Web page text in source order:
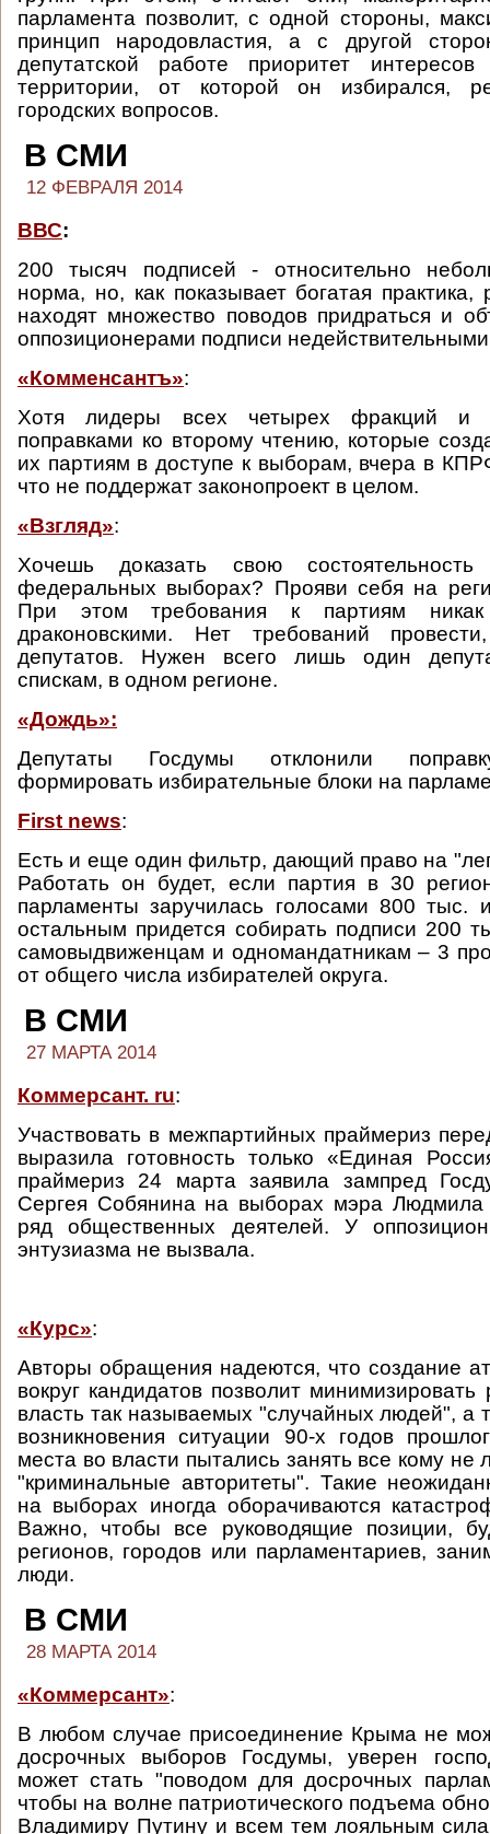
парламента позволит, с одной стороны,
принцип народовластия, а с другой
депутатской работе приоритет
территории, от которой он избирался,
городских вопросов.
В СМИ
12 ФЕВРАЛЯ 2014
ВВС:
200 тысяч подписей - относительно
норма, но, как показывает богатая практика,
находят множество поводов придраться и
оппозиционерами подписи
«Комменсантъ»:
Хотя лидеры всех четырех фракций и
поправками ко второму чтению, которые
их партиям в доступе к выборам, вчера в
что не поддержат законопроект в целом.
«Взгляд»:
Хочешь доказать свою
федеральных выборах? Прояви себя на
При этом требования к партиям никак
драконовскими. Нет требований
депутатов. Нужен всего лишь один
спискам, в одном регионе.
«Дождь»:
Депутаты Госдумы отклонили
формировать избирательные блоки на
First news:
Есть и еще один фильтр, дающий право на
Работать он будет, если партия в 30
парламенты заручилась голосами 800 тыс.
остальным придется собирать подписи 200
самовыдвиженцам и одномандатникам – 3
от общего числа избирателей округа.
В СМИ
27 МАРТА 2014
Коммерсант. ru:
Участвовать в межпартийных праймериз
выразила готовность только «Единая
праймериз 24 марта заявила зампред
Сергея Собянина на выборах мэра
ряд общественных деятелей. У
энтузиазма не вызвала.
«Курс»:
Авторы обращения надеются, что создание
вокруг кандидатов позволит минимизировать
власть так называемых "случайных людей", а
возникновения ситуации 90-х годов
места во власти пытались занять все кому не
"криминальные авторитеты". Такие
на выборах иногда оборачиваются
Важно, чтобы все руководящие позиции,
регионов, городов или парламентариев,
люди.
В СМИ
28 МАРТА 2014
«Коммерсант»:
В любом случае присоединение Крыма не
досрочных выборов Госдумы, уверен
может стать "поводом для досрочных
чтобы на волне патриотического подъема
Владимиру Путину и всем тем лояльным